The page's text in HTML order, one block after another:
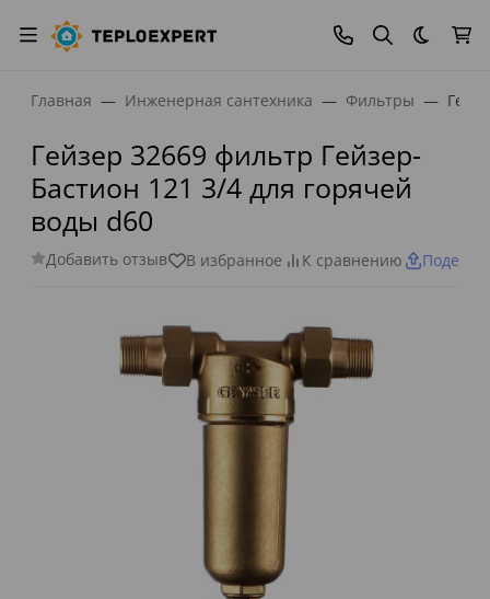
Темная
Главная Инженерная сантехника Фильтры
Гейзер 32669 фильтр Гейзер-
Бастион 121 3/4 для горячей
воды d60
Добавить отзыв В избранное К сравнению